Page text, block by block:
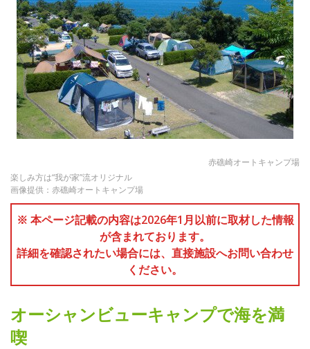
赤礁崎オートキャンプ場
楽しみ方は“我が家”流オリジナル
画像提供：赤礁崎オートキャンプ場
※ 本ページ記載の内容は2026年1月以前に取材した情報
が含まれております。
詳細を確認されたい場合には、直接施設へお問い合わせ
ください。
オーシャンビューキャンプで海を満
喫